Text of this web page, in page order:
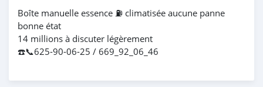
Boîte manuelle essence ⛽️ climatisée aucune panne
bonne état
14 millions à discuter légèrement
☎️📞625-90-06-25 / 669_92_06_46